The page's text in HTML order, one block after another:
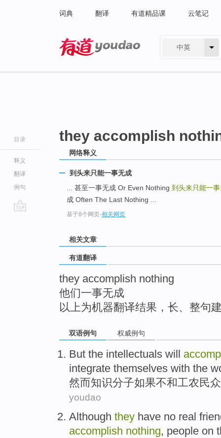
词典 翻译 有道精品课 云笔记
中英
目录
释义
翻译
例句
they accomplish
网络释义
到头来只能一事无成
... 甚至一事无成 Or Even Nothing 到头来只能一
成 Often The Last Nothing ...
基于8个网页-相关网页
相关文章
有道翻译
they accomplish nothing
他们一事无成
以上为机器翻译结果，长、整句
双语例句 权威例句
But the intellectuals will
integrate themselves with the
然而知识分子如果不和工农民
youdao
Although they have no real
accomplish nothing, people on